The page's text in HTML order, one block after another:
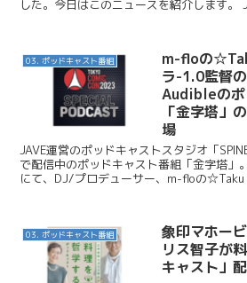
した。今日はこのニュースを紹介します。
03. ポッドキャスト番組
m-floの
ラ-1.0監督
Audibleのポ
「金字塔」
場
JAVE運営のポッドキャストスタジオ「
で配信中のポッドキャスト番組「金字塔」
にて、DJ/プロデューサー、m-floの☆Taku
03. ポッドキャスト番組
象印マホー
リス智子が
キャスト」